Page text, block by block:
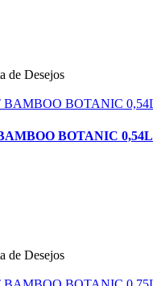
de Desejos
BOTANIC 0,54L
de Desejos